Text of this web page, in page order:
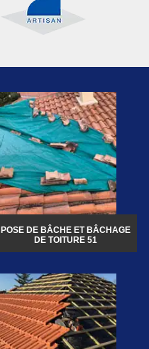
POSE DE BÂCHE ET BÂCHAGE
DE TOITURE 51